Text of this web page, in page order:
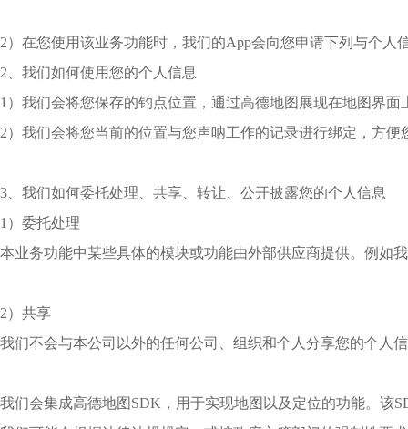
2）在您使用该业务功能时，我们的App会向您申请下列与个
2、我们如何使用您的个人信息
1）我们会将您保存的钓点位置，通过高德地图展现在地图界
2）我们会将您当前的位置与您声呐工作的记录进行绑定，方
3、我们如何委托处理、共享、转让、公开披露您的个人信息
1）委托处理
本业务功能中某些具体的模块或功能由外部供应商提供。例如
2）共享
我们不会与本公司以外的任何公司、组织和个人分享您的个人
我们会集成高德地图SDK，用于实现地图以及定位的功能。该